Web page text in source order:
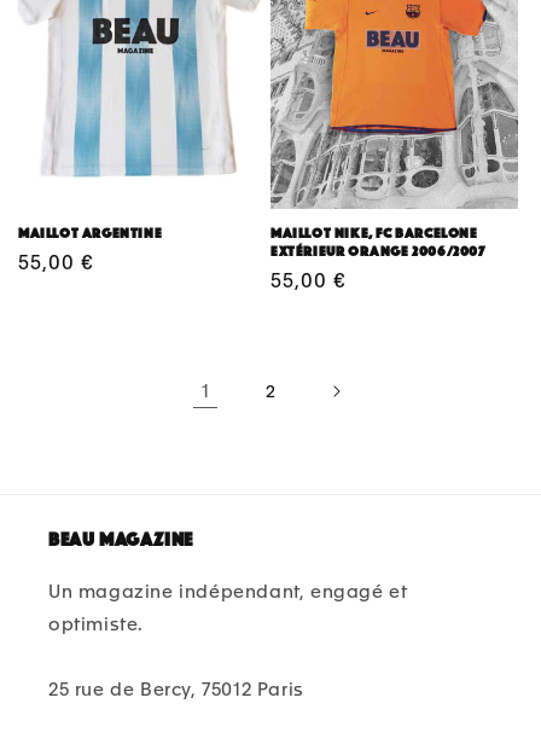
Maillot Argentine
Prix
55,00 €
Maillot Nike, FC Barcelone
extérieur orange 2006/2007
Prix
55,00 €
1 2
Beau magazine
Un magazine indépendant, engagé et
optimiste.
25 rue de Bercy, 75012 Paris